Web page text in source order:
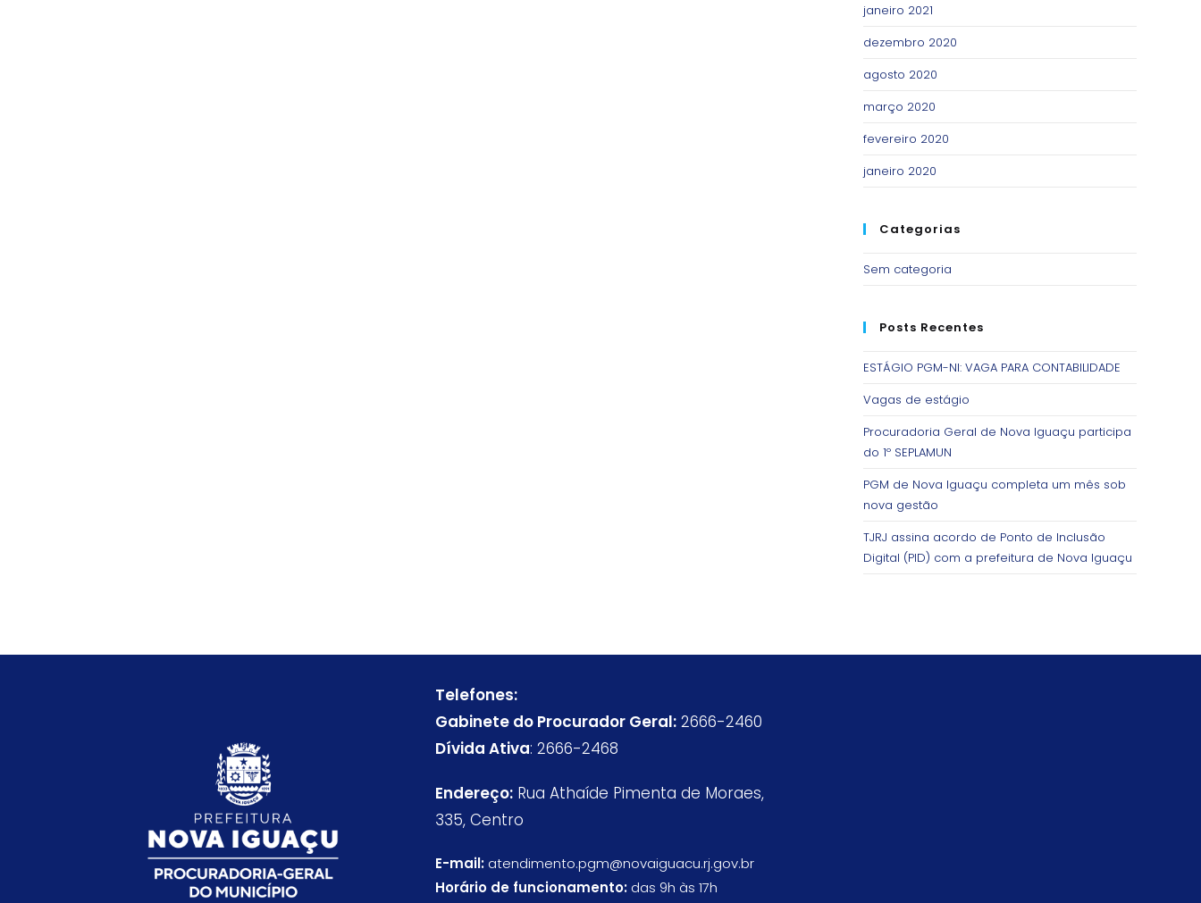
janeiro 2021
dezembro 2020
agosto 2020
março 2020
fevereiro 2020
janeiro 2020
Categorias
Sem categoria
Posts Recentes
ESTÁGIO PGM-NI: VAGA PARA CONTABILIDADE
Vagas de estágio
Procuradoria Geral de Nova Iguaçu participa
do 1º SEPLAMUN
PGM de Nova Iguaçu completa um mês sob
nova gestão
TJRJ assina acordo de Ponto de Inclusão
Digital (PID) com a prefeitura de Nova Iguaçu
Telefones:
Gabinete do Procurador Geral:2666-2460
Dívida Ativa: 2666-2468
Endereço: Rua Athaíde Pimenta de Moraes,
335, Centro
E-mail: atendimento.pgm@novaiguacu.rj.gov.br
Horário de funcionamento:das 9h às 17h